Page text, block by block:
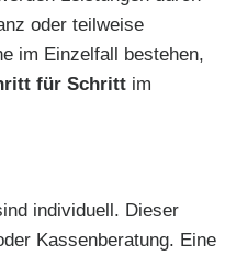
oder teilweise
im Einzelfall bestehen,
für Schritt im
individuell. Dieser
Kassenberatung. Eine